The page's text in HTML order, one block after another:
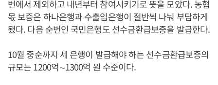
번에서 제외하고 내년부터 참여시키기로 뜻을 모았다. 농협
몫 보증은 하나은행과 수출입은행이 절반씩 나눠 부담하게
됐다. 다음 순번인 국민은행도 선수금환급보증을 발급한다.
10월 중순까지 세 은행이 발급해야 하는 선수금환급보증의
규모는 1200억∼1300억 원 수준이다.